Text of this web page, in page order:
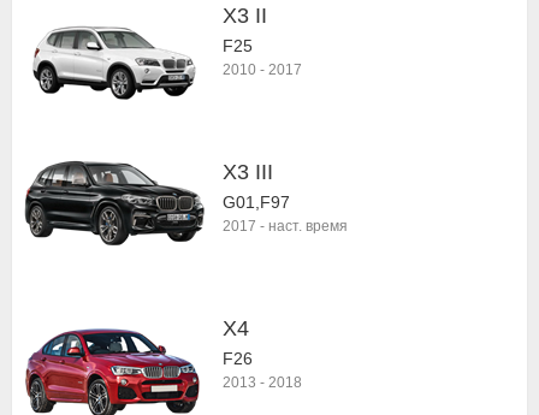
X3 II
F25
2010 - 2017
X3 III
G01,F97
2017 - наст. время
X4
F26
2013 - 2018